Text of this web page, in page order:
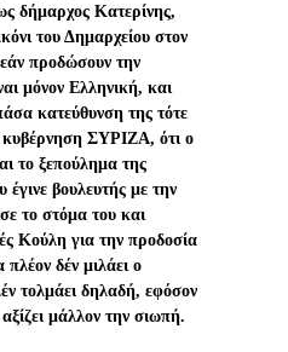
δήμαρχος Κατερίνης,
του Δημαρχείου στον
εάν προδώσουν την
μόνον Ελληνική, και
κατεύθυνση της τότε
ΣΥΡΙΖΑ, ότι ο
το ξεπούλημα της
βουλευτής με την
το στόμα του και
Κούλη για την προδοσία
πλέον δέν μιλάει ο
τολμάει δηλαδή, εφόσον
μάλλον την σιωπή.